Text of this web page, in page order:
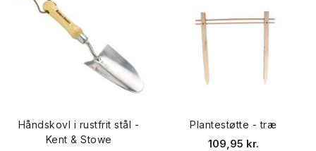
Håndskovl i rustfrit stål -
Kent & Stowe
Plantestøtte - træ
109,95 kr.